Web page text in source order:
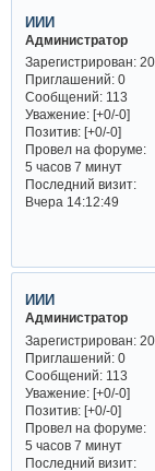
ИИИ
Администратор
Зарегистрирован:
Приглашений:0
Сообщений:113
Уважение: [+0/-0]
Позитив: [+0/-0]
Провел на форуме:
5 часов 7 минут
Последний визит:
Вчера 14:12:49
ИИИ
Администратор
Зарегистрирован:
Приглашений:0
Сообщений:113
Уважение: [+0/-0]
Позитив: [+0/-0]
Провел на форуме:
5 часов 7 минут
Последний визит: